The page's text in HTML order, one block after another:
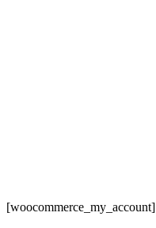
[woocommerce_my_account]